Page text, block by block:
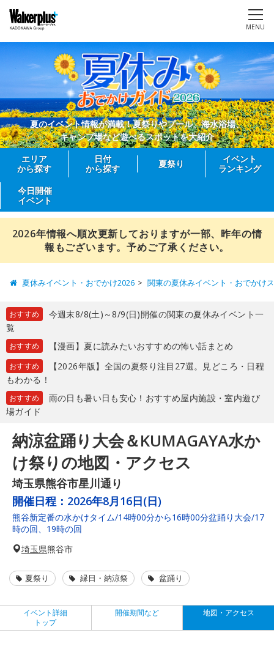
MENU
夏のイベント情報が満載！夏祭りやプール、海水浴場、
キャンプ場など遊べるスポットを大紹介
エリア
から探す
日付
から探す
夏祭り
イベント
ランキング
今日開催
イベント
2026年情報へ順次更新しておりますが一部、昨年の情
報もございます。予めご了承ください。
夏休みイベント・おでかけ2026 関東の夏休みイベント・おでかけ
おすすめ
今週末8/8(土)～8/9(日)開催の関東の夏休みイベント一
覧
おすすめ 【漫画】夏に読みたいおすすめの怖い話まとめ
おすすめ
【2026年版】全国の夏祭り注目27選。見どころ・日程
もわかる！
おすすめ
雨の日も暑い日も安心！おすすめ屋内施設・室内遊び
場ガイド
納涼盆踊り大会＆KUMAGAYA水か
け祭りの地図・アクセス
埼玉県熊谷市星川通り
開催日程： 2026年8月16日(日)
熊谷新定番の水かけタイム/14時00分から16時00分盆踊り大会/17
時の回、19時の回
埼玉県熊谷市
夏祭り 縁日・納涼祭 盆踊り
イベント詳細
トップ
開催期間など 地図・アクセス